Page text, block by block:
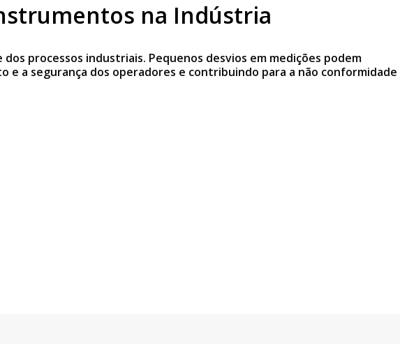
na Indústria
processos industriais. Pequenos desvios em medições podem
a segurança dos operadores e contribuindo para a não conformidade